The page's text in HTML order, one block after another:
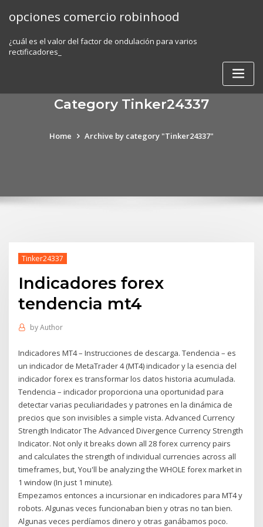
opciones comercio robinhood
¿cuál es el valor del factor de ondulación para varios
rectificadores_
Category Tinker24337
Home Archive by category "Tinker24337"
Tinker24337
Indicadores forex
tendencia mt4
byAuthor
Indicadores MT4 – Instrucciones de descarga. Tendencia – es
un indicador de MetaTrader 4 (MT4) indicador y la esencia del
indicador forex es transformar los datos historia acumulada.
Tendencia – indicador proporciona una oportunidad para
detectar varias peculiaridades y patrones en la dinámica de
precios que son invisibles a simple vista. Advanced Currency
Strength Indicator The Advanced Divergence Currency Strength
Indicator. Not only it breaks down all 28 forex currency pairs
and calculates the strength of individual currencies across all
timeframes, but, You'll be analyzing the WHOLE forex market in
1 window (In just 1 minute).
Empezamos entonces a incursionar en indicadores para MT4 y
robots. Algunas veces funcionaban bien y otras no tan bien.
Algunas veces perdíamos dinero y otras ganábamos poco.